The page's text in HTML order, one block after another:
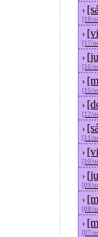
›
[18/
›
[17/
›
[16/
›
[15/
›
[12/
›
[11/
›
[10/
›
[09/
›
[08/
›
[07/